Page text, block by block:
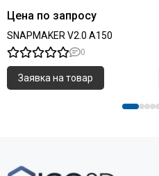
Цена по запросу
SNAPMAKER V2.0 A150
0
Заявка на товар